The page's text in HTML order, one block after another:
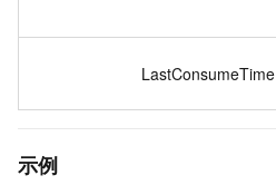
LastConsumeTime
示例